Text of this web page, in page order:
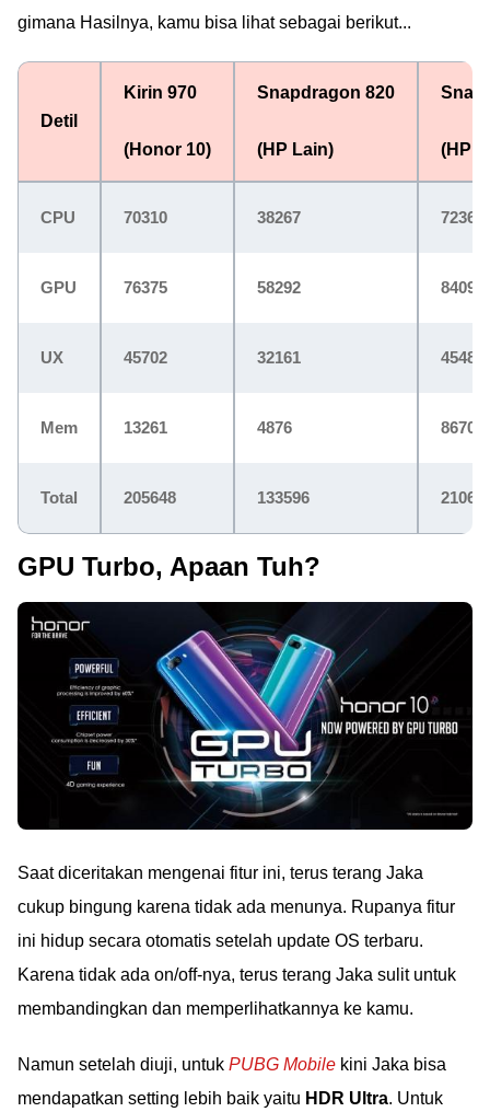
gimana Hasilnya, kamu bisa lihat sebagai berikut...
Detil
Kirin 970
(Honor 10)
Snapdragon 820
(HP Lain) (HP
CPU 70310 38267 72366
GPU 76375 58292 84094
UX 45702 32161 45485
Mem 13261 4876 8670
Total 205648 133596
GPU Turbo, Apaan Tuh?
Saat diceritakan mengenai fitur ini, terus terang Jaka
cukup bingung karena tidak ada menunya. Rupanya fitur
ini hidup secara otomatis setelah update OS terbaru.
Karena tidak ada on/off-nya, terus terang Jaka sulit untuk
membandingkan dan memperlihatkannya ke kamu.
Namun setelah diuji, untuk PUBG Mobile kini Jaka bisa
mendapatkan setting lebih baik yaitu HDR Ultra. Untuk